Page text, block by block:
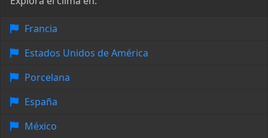
Francia
Estados Unidos de América
Porcelana
España
México